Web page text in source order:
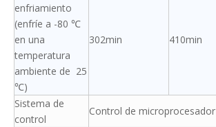
enfriamiento
(enfríe a -80 ℃
en una
temperatura
ambiente de 25
℃)
302min 410min
Sistema de
control
Control de microprocesador